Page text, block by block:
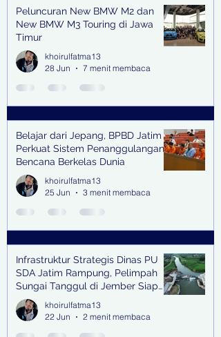
Peluncuran New BMW M2 dan
New BMW M3 Touring di Jawa
Timur
khoirulfatma13
28 Jun
7 menit membaca
Belajar dari Jepang, BPBD Jatim
Perkuat Sistem Penanggulangan
Bencana Berkelas Dunia
khoirulfatma13
25 Jun
3 menit membaca
Infrastruktur Strategis Dinas PU
SDA Jatim Rampung, Pelimpah
Sungai Tanggul di Jember Siap
Bangkitkan Swasembada Pangan
dan Pengendali Banjir
khoirulfatma13
22 Jun
2 menit membaca